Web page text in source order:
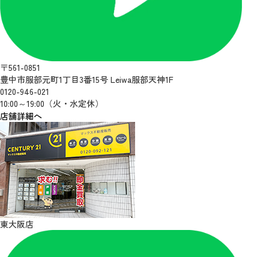
〒561-0851
豊中市服部元町1丁目3番15号 Leiwa服部天神1F
0120-946-021
10:00～19:00（火・水定休）
店舗詳細へ
東大阪店